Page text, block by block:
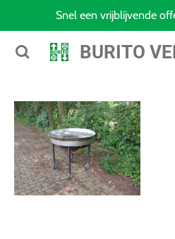
naar
BURITO
Snel een vrijblijvende